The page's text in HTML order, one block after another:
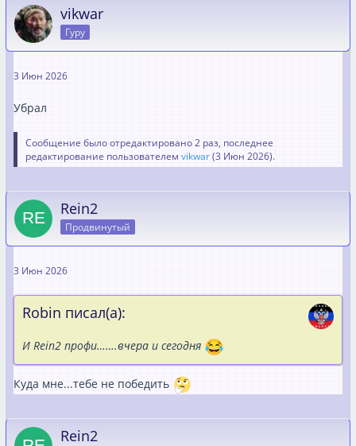
vikwar
Гуру
3 Июн 2026
Убрал
Сообщение было отредактировано 2 раз, последнее
редактирование пользователем vikwar(3 Июн 2026).
Rein2
Продвинутый
3 Июн 2026
Robin писал(а):
И Rein2 профи…….вчера и сегодня
Куда мне...тебе не победить
Rein2